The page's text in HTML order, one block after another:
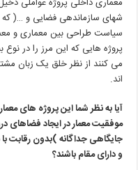
شهای سازماندهی فضایی و …(که
سیاستطراحی بین معماریو
پروژه هایی که این مرز رادرنوع
می کنند ازنظرخلق یک زبان
اند.
آیابهنظرشمااینپروژه های
موفقیتمعماردرایجادفضاهای
جایگاهیجداگانه)بدونرقابتبا
ودارایمقامباشند؟